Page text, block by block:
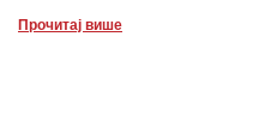
Прочитај више